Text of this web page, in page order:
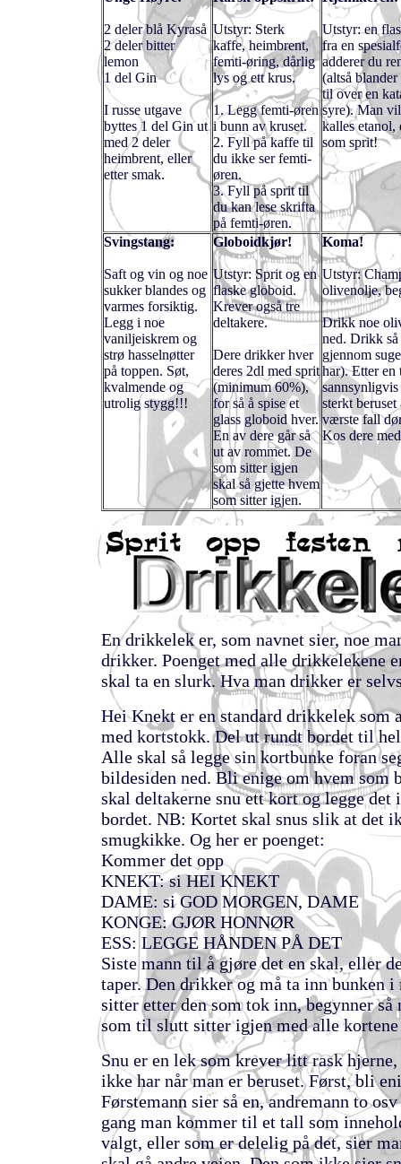
2 deler blå Kyraså
2 deler bitter
lemon
1 del Gin
I russe utgave
byttes 1 del Gin ut
med 2 deler
heimbrent, eller
etter smak.
Utstyr: Sterk
kaffe, heimbrent,
femti-øring, dårlig
lys og ett krus.
1. Legg femti-øren
i bunn av kruset.
2. Fyll på kaffe til
du ikke ser femti-
øren.
3. Fyll på sprit til
du kan lese skrifta
på femti-øren.
Utstyr: en
fra en
adderer du
(altså
til over en
syre). Man
kalles etanol,
som sprit!
Svingstang:
Saft og vin og noe
sukker blandes og
varmes forsiktig.
Legg i noe
vaniljeiskrem og
strø hasselnøtter
på toppen. Søt,
kvalmende og
utrolig stygg!!!
Globoidkjør!
Utstyr: Sprit og en
flaske globoid.
Krever også tre
deltakere.
Dere drikker hver
deres 2dl med sprit
(minimum 60%),
for så å spise et
glass globoid hver.
En av dere går så
ut av rommet. De
som sitter igjen
skal så gjette hvem
som sitter igjen.
Koma!
Utstyr:
olivenolje,
Drikk noe
ned. Drikk så
gjennom
har). Etter
sannsynligvis
sterkt
værste fall
Kos dere
En drikkelek er, som navnet sier, noe
drikker. Poenget med alle drikkelekene
skal ta en slurk. Hva man drikker er
Hei Knekt er en standard drikkelek som
med kortstokk. Del ut rundt bordet til
Alle skal så legge sin kortbunke foran
bildesiden ned. Bli enige om hvem som
skal deltakerne snu ett kort og legge det
bordet. NB: Kortet skal snus slik at det
smugkikke. Og her er poenget:
Kommer det opp
KNEKT: si HEI KNEKT
DAME: si GOD MORGEN, DAME
KONGE: GJØR HONNØR
ESS: LEGGE HÅNDEN PÅ DET
Siste mann til å gjøre det en skal, eller
taper. Den drikker og må ta inn bunken i
sitter etter den som tok inn, begynner så
som til slutt sitter igjen med alle kortene
Snu er en lek som krever litt rask
ikke har når man er beruset. Først, bli
Førstemann sier så en, andremann to
gang man kommer til et tall som
valgt, eller som er delelig på det, sier